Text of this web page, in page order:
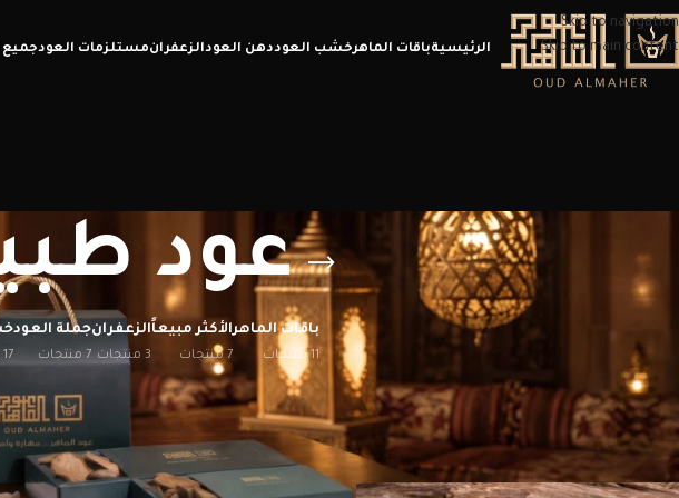
Skip to navigation
Skip to main content
الرئيسيةباقات الماهرخشب العوددهن العودالزعفرانمستلزمات العودجميع
عود
باقات الماهر
11 منتجات
الأكثر مبيعاً
7 منتجات
الزعفران
3 منتجات
جملة العود
7 منتجات 17 منتجات
أحصل الآن على عود هندي طبيعي فاخر برائحة أصيلة تدوم طويلاً، لا تفوت فرصة إقتناء بخور مميز يضفي لمسة
الرئيسية/منتجات تحت الوسم “عود طبيعي هندي”